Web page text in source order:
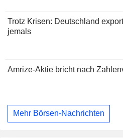
Trotz Krisen: Deutschland
jemals
Amrize-Aktie bricht nach
Mehr Börsen-Nachrichten